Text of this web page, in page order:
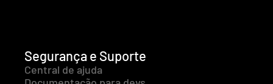
Segurança e Suporte
Central de ajuda